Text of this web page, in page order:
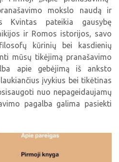
mokslo naudą ir
Kvintas pateikia gausybę
ir Romos istorijos, savo
kūrinių bei kasdienių
mūsų tikėjimą pranašavimo
apie gebėjimą iš anksto
įvykius bei tikėtinas
nuo nepageidaujamų
pagalba galima pasiekti